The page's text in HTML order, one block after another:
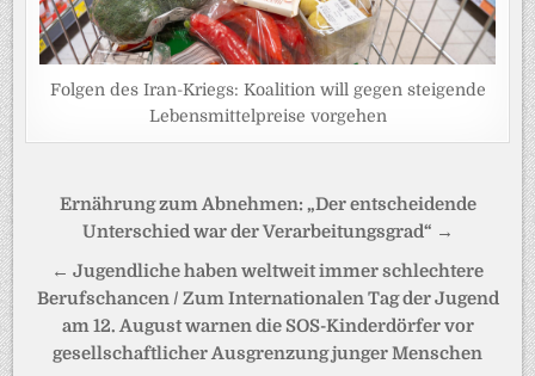
Folgen des Iran-Kriegs: Koalition will gegen steigende
Lebensmittelpreise vorgehen
Beitragsnavigation
Ernährung zum Abnehmen: „Der entscheidende
Unterschied war der Verarbeitungsgrad“ →
← Jugendliche haben weltweit immer schlechtere
Berufschancen / Zum Internationalen Tag der Jugend
am 12. August warnen die SOS-Kinderdörfer vor
gesellschaftlicher Ausgrenzung junger Menschen